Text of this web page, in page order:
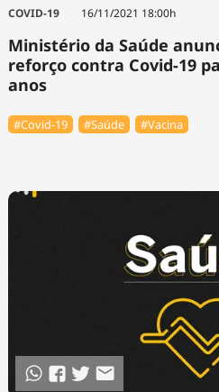
COVID-19 16/11/2021 18:00h
Ministério da Saúde
reforço contra Covid-19
anos
#Covid-19 #Saúde #Vacina